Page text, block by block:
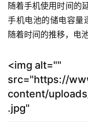
随着手机使用时间的
手机电池的储电容量
随着时间的推移，电
<img alt=""
src="https://
content/
.jpg"